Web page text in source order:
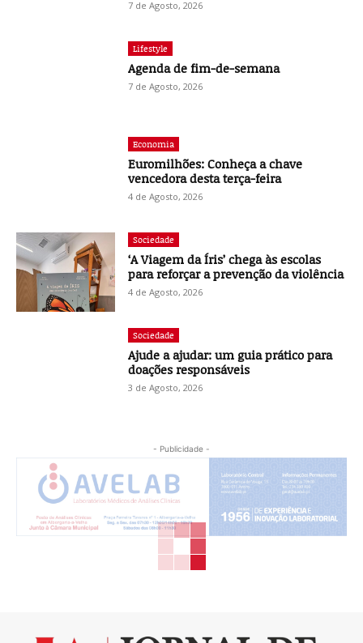
7 de Agosto, 2026
Lifestyle
Agenda de fim-de-semana
7 de Agosto, 2026
Economia
Euromilhões: Conheça a chave
vencedora desta terça-feira
4 de Agosto, 2026
Sociedade
‘A Viagem da Íris’ chega às escolas
para reforçar a prevenção da violência
4 de Agosto, 2026
Sociedade
Ajude a ajudar: um guia prático para
doações responsáveis
3 de Agosto, 2026
- Publicidade -